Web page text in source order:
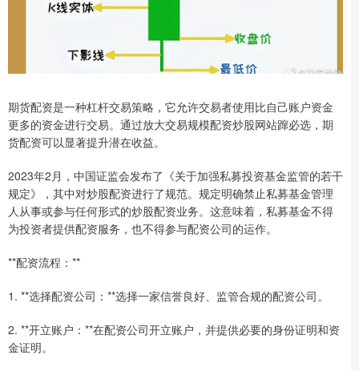
期货配资是一种杠杆交易策略，它允许交易者使用比自己账户资金
更多的资金进行交易。通过放大交易规模配资炒股网站蹿必选，期
货配资可以显著提升潜在收益。
2023年2月，中国证监会发布了《关于加强私募投资基金监管的若干
规定》，其中对炒股配资进行了规范。规定明确禁止私募基金管理
人从事或参与任何形式的炒股配资业务。这意味着，私募基金不得
为投资者提供配资服务，也不得参与配资公司的运作。
**配资流程：**
1. **选择配资公司：**选择一家信誉良好、监管合规的配资公司。
2. **开立账户：**在配资公司开立账户，并提供必要的身份证明和资
金证明。